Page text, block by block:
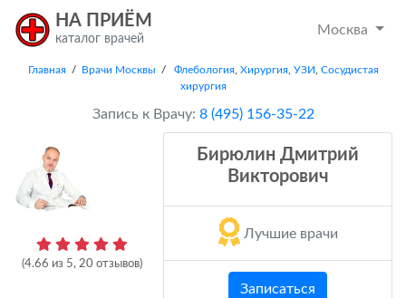
НА ПРИЁМ
каталог врачей
Москва
Главная / Врачи Москвы / Флебология Хирургия УЗИ Сосудистая
хирургия
Запись к Врачу: 8 (495) 156-35-22
(4.66 из 5, 20 отзывов)
Бирюлин Дмитрий
Викторович
Лучшие врачи
Записаться